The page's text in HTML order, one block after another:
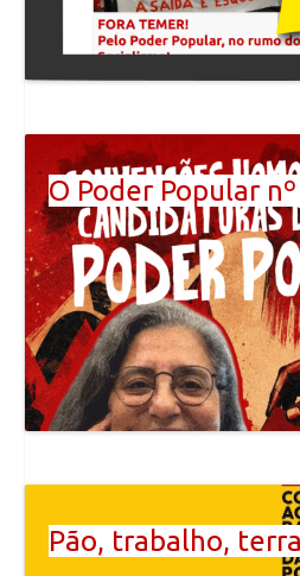
O Poder Popular
Pão, trabalho,